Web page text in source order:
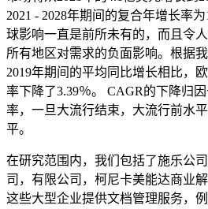
2021 - 2028年期间的复合年增长率
球影响一直是前所未有的，而且令
所有地区对需求的负面影响。根据
2019年期间的平均同比增长相比，
率下降了3.39％。 CAGR的下降归
率，一旦大流行结束，大流行前水
平。
在研究范围内，我们包括了施乐公
司，有限公司，柯尼卡美能达商业
这些大型企业提供文档管理服务，